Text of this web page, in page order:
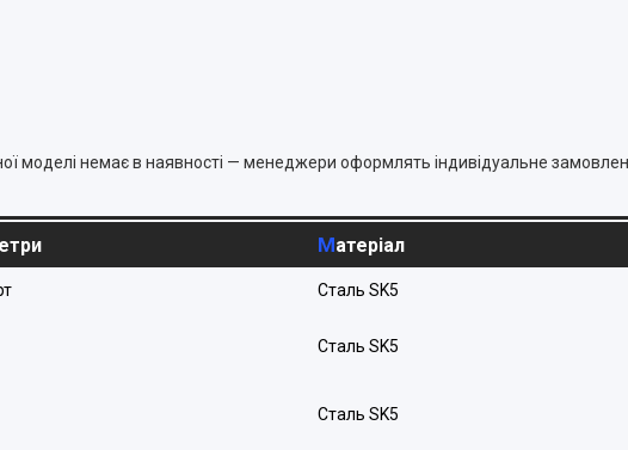
моделі немає в наявності — менеджери оформлять індивідуальне
Матеріал
Сталь SK5
Сталь SK5
Сталь SK5